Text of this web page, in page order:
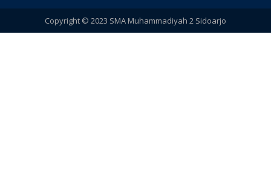
Copyright © 2023 SMA Muhammadiyah 2 Sidoarjo